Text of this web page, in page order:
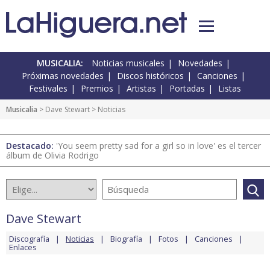
MUSICALIA: Noticias musicales
Novedades
Próximas novedades
Discos históricos
Canciones
Festivales
Premios Artistas Portadas Listas
Musicalia > Dave Stewart > Noticias
Destacado: 'You seem pretty sad for a girl so in love' es el tercer
álbum de Olivia Rodrigo
Dave Stewart
Discografía Noticias Biografía Fotos Canciones
Enlaces